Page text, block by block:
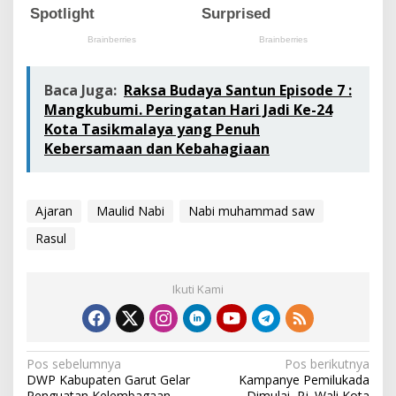
d
u
.
Baca Juga: Raksa Budaya Santun Episode 7 :
Mangkubumi. Peringatan Hari Jadi Ke-24
Kota Tasikmalaya yang Penuh
Kebersamaan dan Kebahagiaan
Ajaran Maulid Nabi
Nabi muhammad saw
Rasul
Ikuti Kami
N
Pos sebelumnya
DWP Kabupaten Garut Gelar
Pos berikutnya
Kampanye Pemilukada